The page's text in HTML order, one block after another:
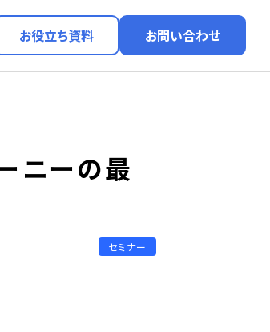
お役立ち資料 お問い合わせ
ニーの最
セミナー